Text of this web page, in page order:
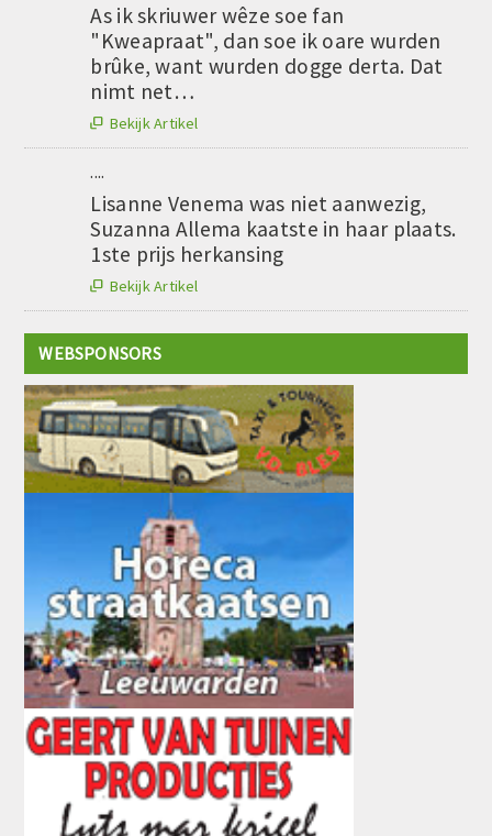
As ik skriuwer wêze soe fan
"Kweapraat", dan soe ik oare wurden
brûke, want wurden dogge derta. Dat
nimt net…
 Bekijk Artikel
....
Lisanne Venema was niet aanwezig,
Suzanna Allema kaatste in haar plaats.
1ste prijs herkansing
 Bekijk Artikel
WEBSPONSORS